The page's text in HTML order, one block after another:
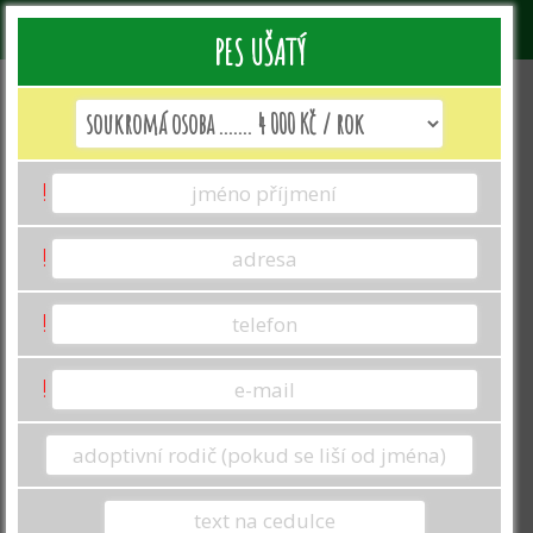
Jak vyplnit formulář k adopci?
Jméno a příjmení: Uveďte jméno toho, kdo
adopci zařizuje.Toto jméno se promítne
v darovací smlouvě. BEZ ZASLÁNÍ
DAROVACÍ SMLOUVY NEMŮŽE BÝT
ODESLÁNA ADOPČNÍ LISTINA.
Adresa se propíše na darovací smlouvě,
kterou nám podepsanou zašlete
zpět emailem přes přiložený odkaz v
emailu s doručenou darovací
smlouvou.Adresu uvádějte celou vč.
ulice, města a PSČ.
V případě darování adopce uveďte svůj
telefon a email, jelikož právě na něj Vám
PES UŠATÝ
!
!
!
!